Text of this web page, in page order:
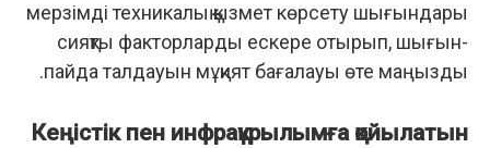
мерзімді техникалық қызмет көрсету шығындары
сияқты факторларды ескере отырып, шығын-
пайда талдауын мұқият бағалауы өте маңызды.
Кеңістік пен инфрақұрылымға қойылатын